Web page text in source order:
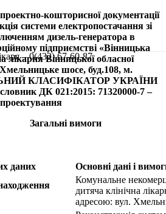
– 0(432) 67-60-87
кошторисної документації
системи електропостачання зі
дизель-генератора в
підприємстві «Вінницька
лікарня Вінницької обласної
шосе, буд.108, м.
КЛАСИФІКАТОР УКРАЇНИ
ДК 021:2015: 71320000-7 –
Загальні вимоги
даних Основні дані і
Комунальне
дитяча клінічна
адресою: вул.